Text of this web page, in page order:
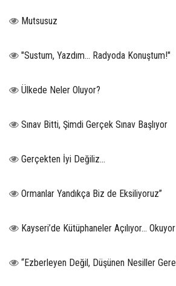
Mutsusuz
"Sustum, Yazdım... Radyoda Konuştum!"
Ülkede Neler Oluyor?
Sınav Bitti, Şimdi Gerçek Sınav Başlıyor
Gerçekten İyi Değiliz...
Ormanlar Yandıkça Biz de Eksiliyoruz”
Kayseri’de Kütüphaneler Açılıyor…
“Ezberleyen Değil, Düşünen Nesiller